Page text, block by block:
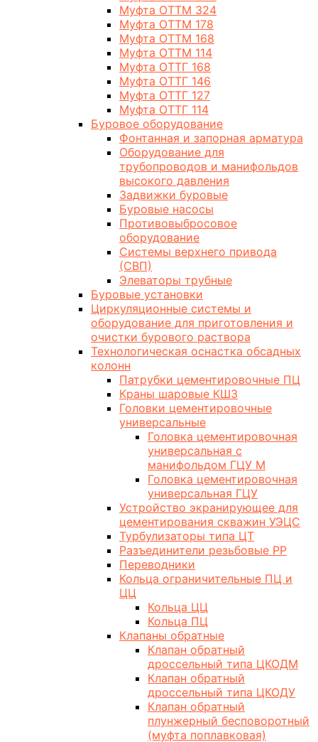
Муфта ОТТМ 324
Муфта ОТТМ 178
Муфта ОТТМ 168
Муфта ОТТМ 114
Муфта ОТТГ 168
Муфта ОТТГ 146
Муфта ОТТГ 127
Муфта ОТТГ 114
Буровое оборудование
Фонтанная и запорная арматура
Оборудование для
трубопроводов и манифольдов
высокого давления
Задвижки буровые
Буровые насосы
Противовыбросовое
оборудование
Системы верхнего привода
(СВП)
Элеваторы трубные
Буровые установки
Циркуляционные системы и
оборудование для приготовления и
очистки бурового раствора
Технологическая оснастка обсадных
колонн
Патрубки цементировочные ПЦ
Краны шаровые КШЗ
Головки цементировочные
универсальные
Головка цементировочная
универсальная с
манифольдом ГЦУ М
Головка цементировочная
универсальная ГЦУ
Устройство экранирующее для
цементирования скважин УЭЦС
Турбулизаторы типа ЦТ
Разъединители резьбовые РР
Переводники
Кольца ограничительные ПЦ и
ЦЦ
Кольца ЦЦ
Кольца ПЦ
Клапаны обратные
Клапан обратный
дроссельный типа ЦКОДМ
Клапан обратный
дроссельный типа ЦКОДУ
Клапан обратный
плунжерный бесповоротный
(муфта поплавковая)